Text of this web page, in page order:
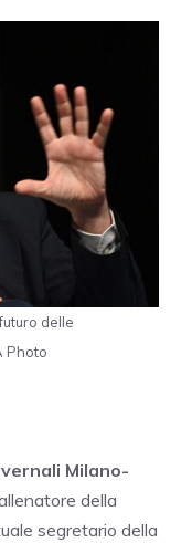
delle
Photo
Milano-
della
segretario della